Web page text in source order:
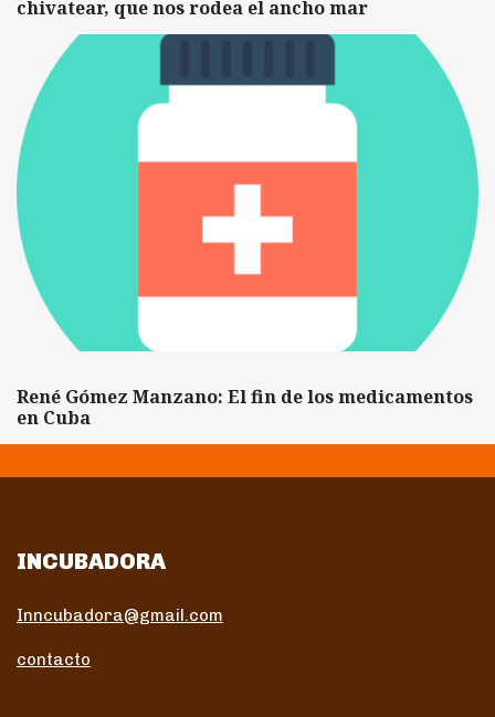
chivatear, que nos rodea el ancho mar
René Gómez Manzano: El fin de los medicamentos
en Cuba
INCUBADORA
Inncubadora@gmail.com
contacto